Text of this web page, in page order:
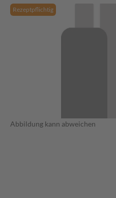
Rezeptpflichtig
Abbildung kann abweichen